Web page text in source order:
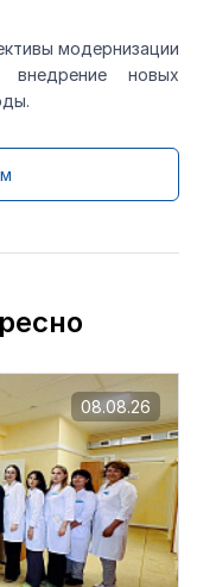
модернизации
внедрение новых
08.08.26